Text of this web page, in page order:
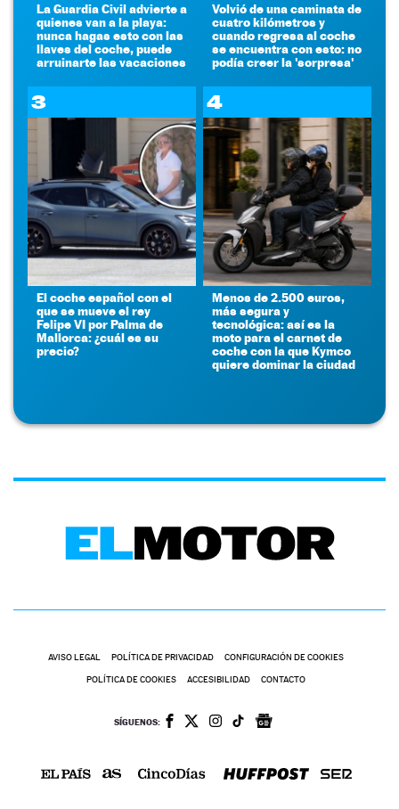
La Guardia Civil advierte a
quienes van a la playa:
nunca hagas esto con las
llaves del coche, puede
arruinarte las vacaciones
Volvió de una caminata de
cuatro kilómetros y
cuando regresa al coche
se encuentra con esto: no
podía creer la 'sorpresa'
3
El coche español con el
que se mueve el rey
Felipe VI por Palma de
Mallorca: ¿cuál es su
precio?
4
Menos de 2.500 euros,
más segura y
tecnológica: así es la
moto para el carnet de
coche con la que Kymco
quiere dominar la ciudad
AVISO LEGAL POLÍTICA DE PRIVACIDAD CONFIGURACIÓN DE COOKIES
POLÍTICA DE COOKIES ACCESIBILIDAD CONTACTO
SÍGUENOS: